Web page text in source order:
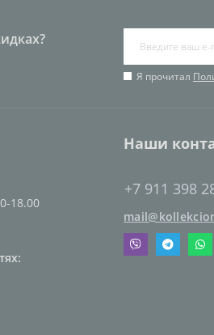
Я прочитал
18.00
Наши
+7 911 398